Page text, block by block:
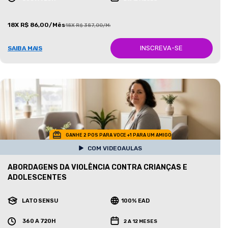
18X R$ 86,00/Mês18X R$ 387,00/Mês
SAIBA MAIS INSCREVA-SE
GANHE 2 POS PARA VOCE +1 PARA UM AMIGO
COM VIDEOAULAS
ABORDAGENS DA VIOLÊNCIA CONTRA CRIANÇAS E
ADOLESCENTES
LATO SENSU 100% EAD
360 A 720H 2 A 12 MESES